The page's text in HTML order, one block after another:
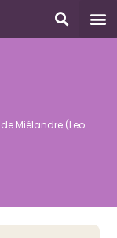
Miélandre (Leo